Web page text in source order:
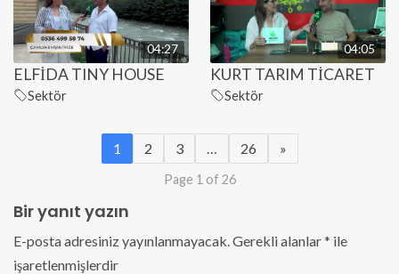
04:27
ELFİDA TINY HOUSE
Sektör
04:05
KURT TARIM TİCARET
Sektör
1 2 3 26 »
Page 1 of 26
Bir yanıt yazın
E-posta adresiniz yayınlanmayacak. Gerekli alanlar* ile
işaretlenmişlerdir